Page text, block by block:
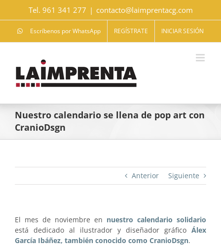
Tel. 961 341 277 | contacto@laimprentacg.com
Escríbenos por WhatsApp REGÍSTRATE INICIAR SESIÓN
Nuestro calendario se llena de pop art con
CranioDsgn
Anterior Siguiente
El mes de noviembre en nuestro calendario solidario
está dedicado al ilustrador y diseñador gráfico Álex
García Ibáñez, también conocido como CranioDsgn.